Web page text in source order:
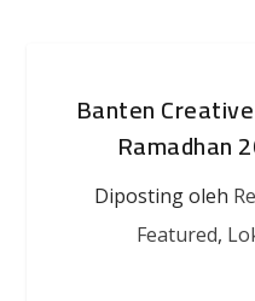
Banten
Ramadhan
Diposting oleh
Featured,